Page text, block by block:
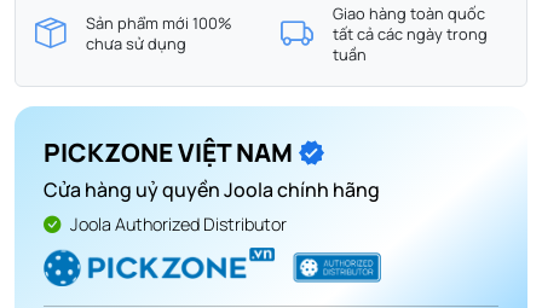
Sản phẩm mới 100%
chưa sử dụng
Giao hàng toàn quốc
tất cả các ngày trong
tuần
PICKZONE VIỆT NAM
Cửa hàng uỷ quyền Joola chính hãng
Joola Authorized Distributor